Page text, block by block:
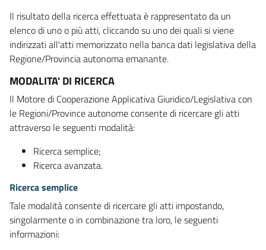
Il risultato della ricerca effettuata è rappresentato da un
elenco di uno o più atti, cliccando su uno dei quali si viene
indirizzati all'atti memorizzato nella banca dati legislativa della
Regione/Provincia autonoma emanante.
MODALITA' DI RICERCA
Il Motore di Cooperazione Applicativa Giuridico/Legislativa con
le Regioni/Province autonome consente di ricercare gli atti
attraverso le seguenti modalità:
Ricerca semplice;
Ricerca avanzata.
Ricerca semplice
Tale modalità consente di ricercare gli atti impostando,
singolarmente o in combinazione tra loro, le seguenti
informazioni: